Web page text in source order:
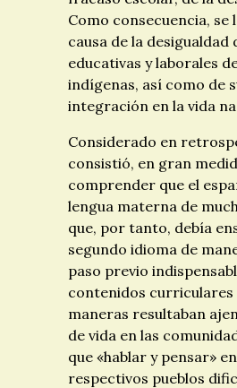
Como consecuencia, se
causa de la
educativas y laborales
indígenas, así como de
integración en la vida
Considerado en
consistió, en gran
comprender que el
lengua materna de
que, por tanto, debía
segundo idioma de
paso previo
contenidos curriculares
maneras resultaban
de vida en las
que «hablar y pensar»
respectivos pueblos